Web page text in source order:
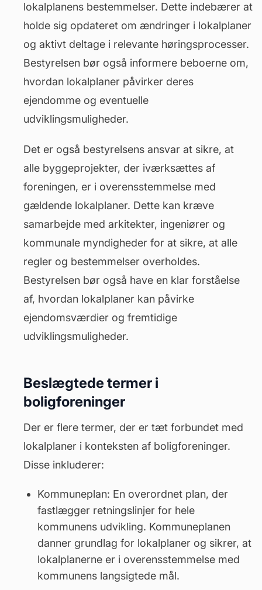
lokalplanens bestemmelser. Dette indebærer at
holde sig opdateret om ændringer i lokalplaner
og aktivt deltage i relevante høringsprocesser.
Bestyrelsen bør også informere beboerne om,
hvordan lokalplaner påvirker deres
ejendomme og eventuelle
udviklingsmuligheder.
Det er også bestyrelsens ansvar at sikre, at
alle byggeprojekter, der iværksættes af
foreningen, er i overensstemmelse med
gældende lokalplaner. Dette kan kræve
samarbejde med arkitekter, ingeniører og
kommunale myndigheder for at sikre, at alle
regler og bestemmelser overholdes.
Bestyrelsen bør også have en klar forståelse
af, hvordan lokalplaner kan påvirke
ejendomsværdier og fremtidige
udviklingsmuligheder.
Beslægtede termer i
boligforeninger
Der er flere termer, der er tæt forbundet med
lokalplaner i konteksten af boligforeninger.
Disse inkluderer:
Kommuneplan: En overordnet plan, der
fastlægger retningslinjer for hele
kommunens udvikling. Kommuneplanen
danner grundlag for lokalplaner og sikrer, at
lokalplanerne er i overensstemmelse med
kommunens langsigtede mål.